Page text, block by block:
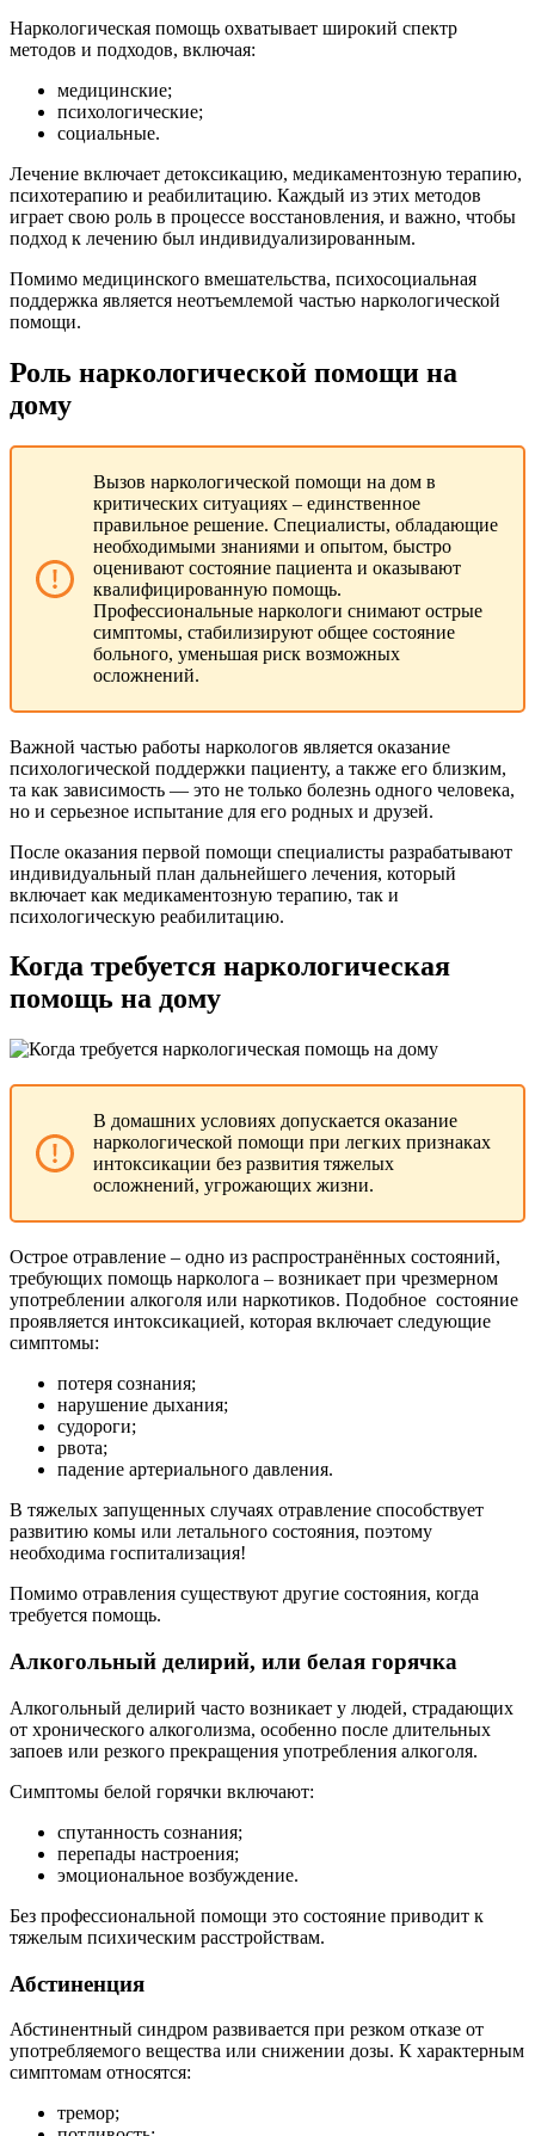
Наркологическая помощь охватывает широкий спектр
методов и подходов, включая:
медицинские;
психологические;
социальные.
Лечение включает детоксикацию, медикаментозную терапию,
психотерапию и реабилитацию. Каждый из этих методов
играет свою роль в процессе восстановления, и важно, чтобы
подход к лечению был индивидуализированным.
Помимо медицинского вмешательства, психосоциальная
поддержка является неотъемлемой частью наркологической
помощи.
Роль наркологической помощи на
дому
Вызов наркологической помощи на дом в
критических ситуациях – единственное
правильное решение. Специалисты, обладающие
необходимыми знаниями и опытом, быстро
оценивают состояние пациента и оказывают
квалифицированную помощь.
Профессиональные наркологи снимают острые
симптомы, стабилизируют общее состояние
больного, уменьшая риск возможных
осложнений.
Важной частью работы наркологов является оказание
психологической поддержки пациенту, а также его близким,
та как зависимость — это не только болезнь одного человека,
но и серьезное испытание для его родных и друзей.
После оказания первой помощи специалисты разрабатывают
индивидуальный план дальнейшего лечения, который
включает как медикаментозную терапию, так и
психологическую реабилитацию.
Когда требуется наркологическая
помощь на дому
В домашних условиях допускается оказание
наркологической помощи при легких признаках
интоксикации без развития тяжелых
осложнений, угрожающих жизни.
Острое отравление – одно из распространённых состояний,
требующих помощь нарколога – возникает при чрезмерном
употреблении алкоголя или наркотиков. Подобное состояние
проявляется интоксикацией, которая включает следующие
симптомы:
потеря сознания;
нарушение дыхания;
судороги;
рвота;
падение артериального давления.
В тяжелых запущенных случаях отравление способствует
развитию комы или летального состояния, поэтому
необходима госпитализация!
Помимо отравления существуют другие состояния, когда
требуется помощь.
Алкогольный делирий, или белая горячка
Алкогольный делирий часто возникает у людей, страдающих
от хронического алкоголизма, особенно после длительных
запоев или резкого прекращения употребления алкоголя.
Симптомы белой горячки включают:
спутанность сознания;
перепады настроения;
эмоциональное возбуждение.
Без профессиональной помощи это состояние приводит к
тяжелым психическим расстройствам.
Абстиненция
Абстинентный синдром развивается при резком отказе от
употребляемого вещества или снижении дозы. К характерным
симптомам относятся:
тремор;